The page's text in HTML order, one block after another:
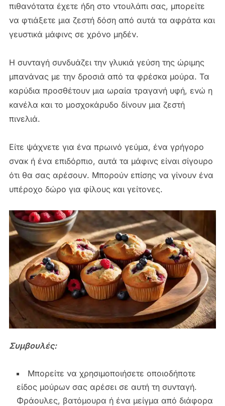
πιθανότατα έχετε ήδη στο ντουλάπι σας, μπορείτε
να φτιάξετε μια ζεστή δόση από αυτά τα αφράτα και
γευστικά μάφινς σε χρόνο μηδέν.
Η συνταγή συνδυάζει την γλυκιά γεύση της ώριμης
μπανάνας με την δροσιά από τα φρέσκα μούρα. Τα
καρύδια προσθέτουν μια ωραία τραγανή υφή, ενώ η
κανέλα και το μοσχοκάρυδο δίνουν μια ζεστή
πινελιά.
Είτε ψάχνετε για ένα πρωινό γεύμα, ένα γρήγορο
σνακ ή ένα επιδόρπιο, αυτά τα μάφινς είναι σίγουρο
ότι θα σας αρέσουν. Μπορούν επίσης να γίνουν ένα
υπέροχο δώρο για φίλους και γείτονες.
Συμβουλές:
Μπορείτε να χρησιμοποιήσετε οποιοδήποτε
είδος μούρων σας αρέσει σε αυτή τη συνταγή.
Φράουλες, βατόμουρα ή ένα μείγμα από διάφορα